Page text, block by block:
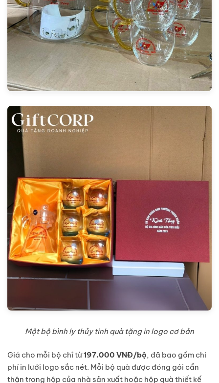
Một bộ bình ly thủy tinh quà tặng in logo cơ bản
Giá cho mỗi bộ chỉ từ197.000 VNĐ/bộ, đã bao gồm chi
phí in lưới logo sắc nét. Mỗi bộ quà được đóng gói cẩn
thận trong hộp của nhà sản xuất hoặc hộp quà thiết kế